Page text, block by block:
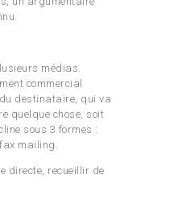
médias.
commercial
destinataire, qui va
quelque chose, soit
sous 3 formes :
mailing.
directe, recueillir de